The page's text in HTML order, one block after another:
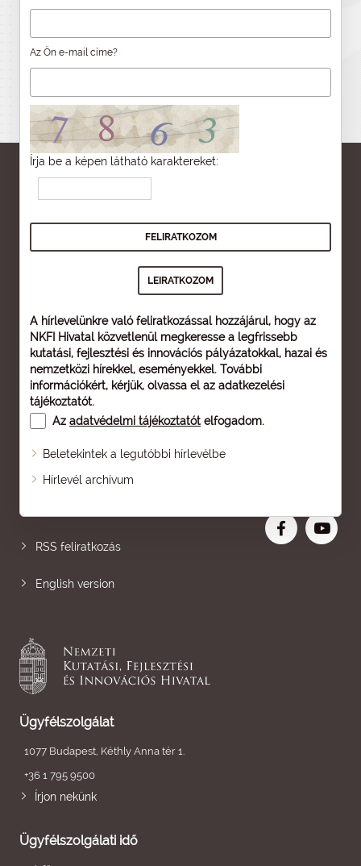
Az Ön e-mail címe?
Írja be a képen látható karaktereket:
A hírlevelünkre való feliratkozással hozzájárul, hogy az
NKFI Hivatal közvetlenül megkeresse a legfrissebb
kutatási, fejlesztési és innovációs pályázatokkal, hazai és
nemzetközi hírekkel, eseményekkel. További
információkért, kérjük, olvassa el az adatkezelési
tájékoztatót.
Az adatvédelmi tájékoztatót elfogadom.
Beletekintek a legutóbbi hírlevélbe
Hírlevél archívum
Oldaltérkép
RSS feliratkozás
English version
Ügyfélszolgálat
1077 Budapest, Kéthly Anna tér 1.
+36 1 795 9500
Írjon nekünk
Ügyfélszolgálati idő